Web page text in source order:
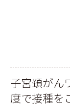
子宮頚がん
度で接種を